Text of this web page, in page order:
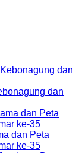
dan
dan Peta
ke-35